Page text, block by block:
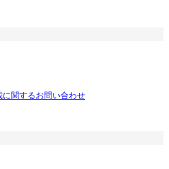
に関するお問い合わせ